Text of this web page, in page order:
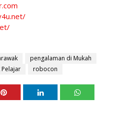
pengalaman di Mukah
Pelajar robocon